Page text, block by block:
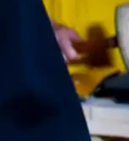
Bangkok
Mexico City